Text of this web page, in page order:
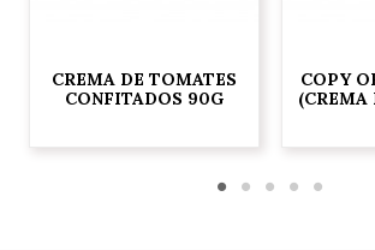
CREMA DE TOMATES
CONFITADOS 90G
COPY
(CREMA